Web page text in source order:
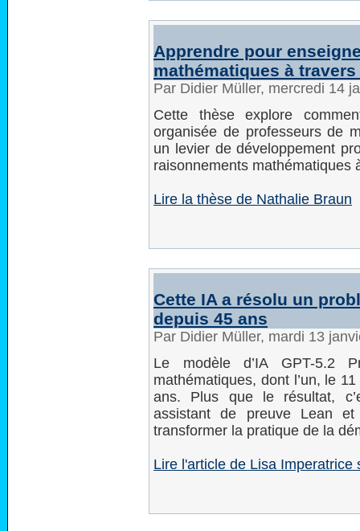
Apprendre pour
mathématiques à
Par Didier Müller, mercredi 14
Cette thèse explore
organisée de professeurs de
un levier de développement
raisonnements mathématiques
Lire la thèse de Nathalie Braun
Cette IA a résolu un
depuis 45 ans
Par Didier Müller, mardi 13
Le modèle d’IA GPT-5.2
mathématiques, dont l’un, le
ans. Plus que le résultat,
assistant de preuve Lean
transformer la pratique de la
Lire l'article de Lisa Imperatrice